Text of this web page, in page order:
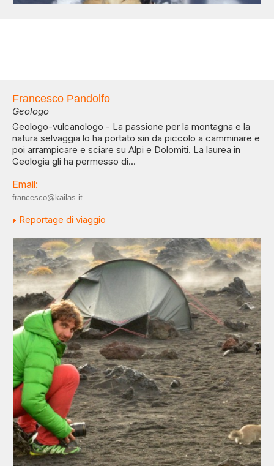
Francesco Pandolfo
Geologo
Geologo-vulcanologo - La passione per la montagna e la
natura selvaggia lo ha portato sin da piccolo a camminare e
poi arrampicare e sciare su Alpi e Dolomiti. La laurea in
Geologia gli ha permesso di...
Email:
francesco@kailas.it
Reportage di viaggio